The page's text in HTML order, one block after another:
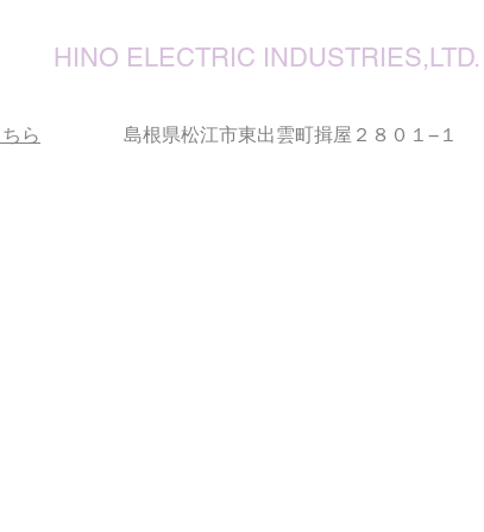
HINO ELECTRIC INDUSTRIES,LTD.
ら 島根県松江市東出雲町揖屋２８０１−１